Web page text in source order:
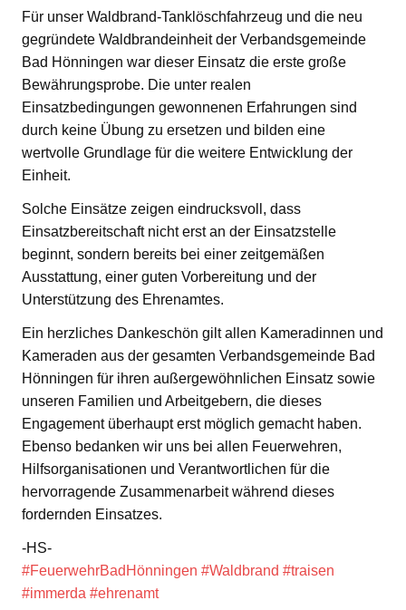
Für unser Waldbrand-Tanklöschfahrzeug und die neu
gegründete Waldbrandeinheit der Verbandsgemeinde
Bad Hönningen war dieser Einsatz die erste große
Bewährungsprobe. Die unter realen
Einsatzbedingungen gewonnenen Erfahrungen sind
durch keine Übung zu ersetzen und bilden eine
wertvolle Grundlage für die weitere Entwicklung der
Einheit.
Solche Einsätze zeigen eindrucksvoll, dass
Einsatzbereitschaft nicht erst an der Einsatzstelle
beginnt, sondern bereits bei einer zeitgemäßen
Ausstattung, einer guten Vorbereitung und der
Unterstützung des Ehrenamtes.
Ein herzliches Dankeschön gilt allen Kameradinnen und
Kameraden aus der gesamten Verbandsgemeinde Bad
Hönningen für ihren außergewöhnlichen Einsatz sowie
unseren Familien und Arbeitgebern, die dieses
Engagement überhaupt erst möglich gemacht haben.
Ebenso bedanken wir uns bei allen Feuerwehren,
Hilfsorganisationen und Verantwortlichen für die
hervorragende Zusammenarbeit während dieses
fordernden Einsatzes.
-HS-
#FeuerwehrBadHönningen #Waldbrand #traisen
#immerda #ehrenamt